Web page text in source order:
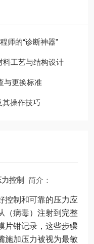
师的“诊断神器”
料工艺与结构设计
与更换标准
其操作技巧
控制 简介：
控制和可靠的压力应
（病毒）注射到完整
片钳记录，这些步骤
施加压力被视为最敏